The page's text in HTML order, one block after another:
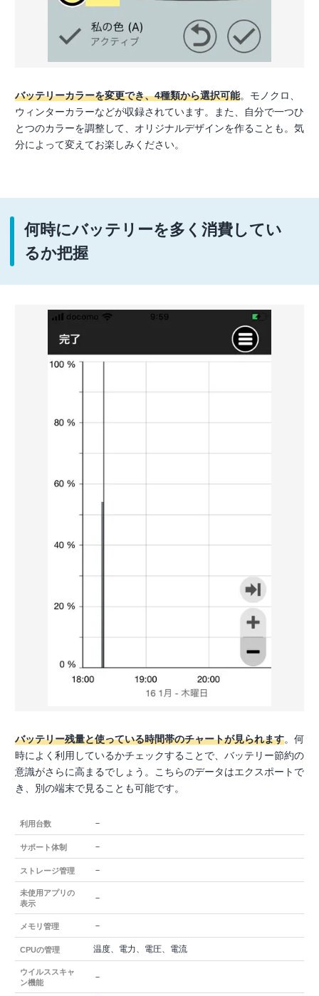
バッテリーカラーを変更でき、4種類から選択可能。モノクロ、
ウィンターカラーなどが収録されています。また、自分で一つひ
とつのカラーを調整して、オリジナルデザインを作ることも。気
分によって変えてお楽しみください。
何時にバッテリーを多く消費してい
るか把握
バッテリー残量と使っている時間帯のチャートが見られます。何
時によく利用しているかチェックすることで、バッテリー節約の
意識がさらに高まるでしょう。こちらのデータはエクスポートで
き、別の端末で見ることも可能です。
利用台数 －
サポート体制 －
ストレージ管理 －
未使用アプリの
表示
－
メモリ管理 －
CPUの管理 温度、電力、電圧、電流
ウイルススキャ
ン機能
－